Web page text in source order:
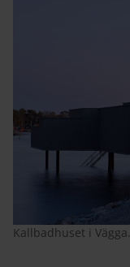
Kallbadhuset i